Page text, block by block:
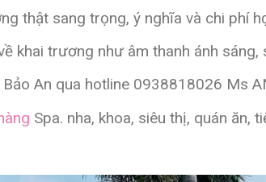
thật sang trọng, ý nghĩa và chi phí
khai trương như âm thanh ánh
An qua hotline 0938818026 Ms
Spa. nha, khoa, siêu thị, quán ăn,